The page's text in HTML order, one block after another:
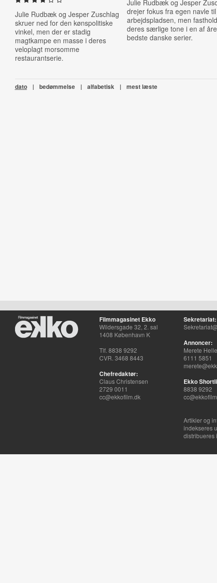
Julie Rudbæk og Jesper Zuschlag
skruer ned for den kønspolitiske
vinkel, men der er stadig
magtkampe en masse i deres
veloplagt morsomme
restaurantserie.
Julie Rudbæk og Jesper
drejer fokus fra egen navle til
arbejdspladsen, men
deres særlige tone i en af
bedste danske serier.
dato | bedømmelse | alfabetisk | mest læste
Filmmagasinet Ekko
Wildersgade 32, 2. sal
1408 København K
Tlf. 8838 9292
CVR. 3468 8443
Chefredaktør:
Claus Christensen
2729 0011
cc@ekkofilm.dk
Sekretariat:
Annoncer:
Merete
6111 5851
Ekko
8838 9292
Artikler og
indekseres
distribueres